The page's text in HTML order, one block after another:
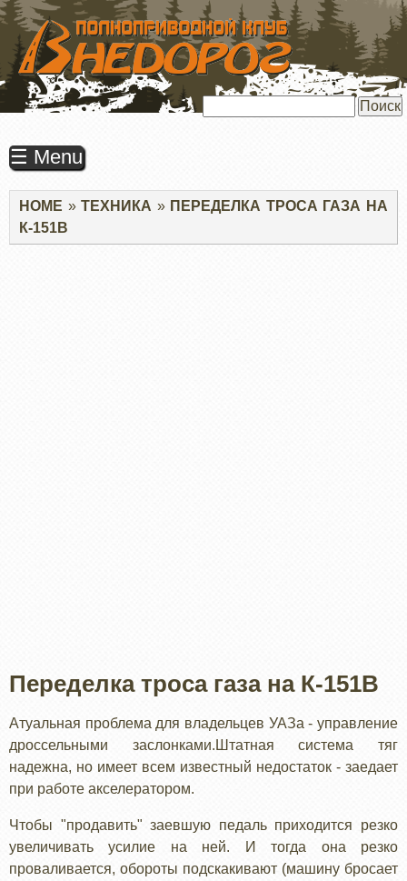
ПЕРЕЙТИ
ОСНОВНОМУ
СОДЕРЖАНИЮ
☰ Menu
Строка
навигации
HOME ТЕХНИКА
ПЕРЕДЕЛКА ТРОСА ГАЗА НА
К-151В
Переделка троса газа на К-151В
Атуальная проблема для владельцев УАЗа - управление
дроссельными заслонками.Штатная система тяг
надежна, но имеет всем известный недостаток - заедает
при работе акселератором.
Чтобы "продавить" заевшую педаль приходится резко
увеличивать усилие на ней. И тогда она резко
проваливается, обороты подскакивают (машину бросает